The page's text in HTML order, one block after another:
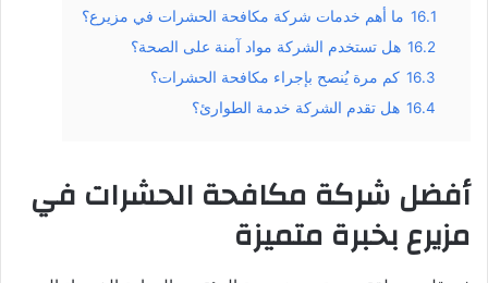
16.1 ما أهم خدمات شركة مكافحة الحشرات في مزيرع؟
16.2 هل تستخدم الشركة مواد آمنة على الصحة؟
16.3 كم مرة يُنصح بإجراء مكافحة الحشرات؟
16.4 هل تقدم الشركة خدمة الطوارئ؟
أفضل شركة مكافحة الحشرات في
مزيرع بخبرة متميزة